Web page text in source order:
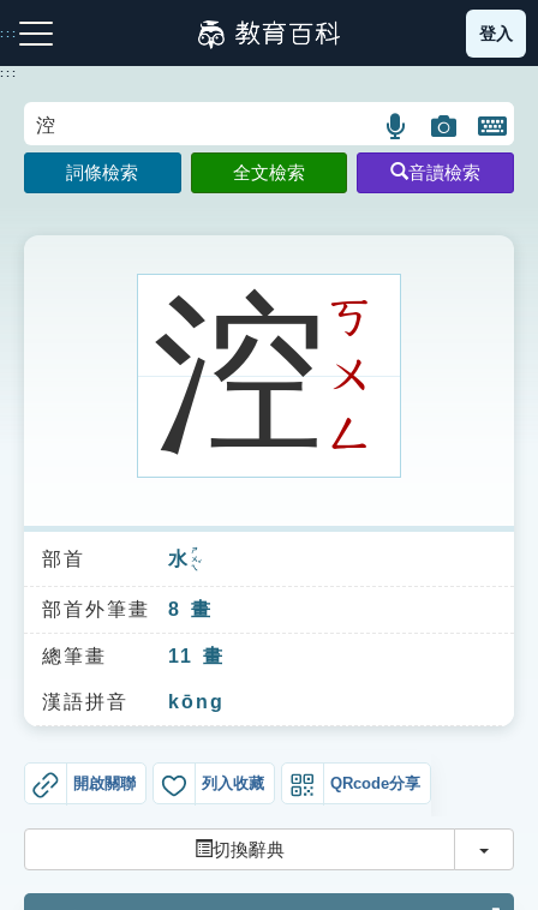
到
主
:::
注音索引圖示 筆畫索引圖示 部首索引表圖示
索引選單
知識索引
單字索引
生命大百科索引
遊戲專區
教學應用
貓頭鷹博士
登入
:::
語
言
搜
示
圖
片
搜
開
鍵
圖
詞條檢索 全文檢索 音讀檢索
涳ㄎ
ㄨ
ㄥ
部首 水 ㄕㄨㄟˇ
部首外筆畫 8 畫
總筆畫 11 畫
漢語拼音 kōng
開啟關聯 列入收藏 QRcode分享
切換辭典 切換